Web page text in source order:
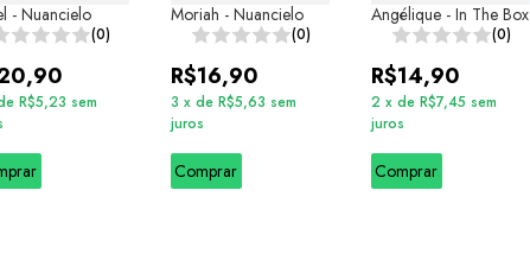
- Nuancielo
(0)
R$5,23 sem
Moriah - Nuancielo
(0)
R$16,90
3 x de R$5,63 sem
juros
Comprar
Angélique - In The Box
(0)
R$14,90
2 x de R$7,45 sem
juros
Comprar